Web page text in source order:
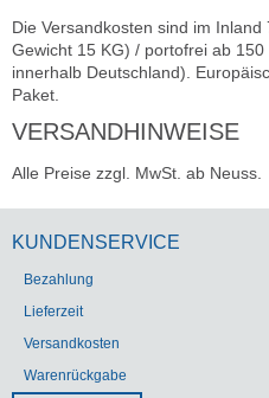
Die Versandkosten sind im
Gewicht 15 KG) / portofrei ab
innerhalb Deutschland).
Paket.
VERSANDHINWEISE
Alle Preise zzgl. MwSt. ab Neuss.
KUNDENSERVICE
Bezahlung
Lieferzeit
Versandkosten
Warenrückgabe